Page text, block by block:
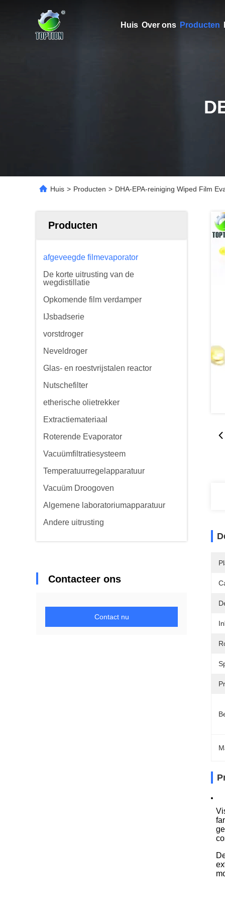
Huis Over ons Producten
Huis > Producten > DHA-EPA-reiniging Wiped Film
Producten
afgeveegde filmevaporator
De korte uitrusting van de
wegdistillatie
Opkomende film verdamper
IJsbadserie
vorstdroger
Neveldroger
Glas- en roestvrijstalen reactor
Nutschefilter
etherische olietrekker
Extractiemateriaal
Roterende Evaporator
Vacuümfiltratiesysteem
Temperatuurregelapparatuur
Vacuüm Droogoven
Algemene laboratoriumapparatuur
Andere uitrusting
Contacteer ons
Contact nu